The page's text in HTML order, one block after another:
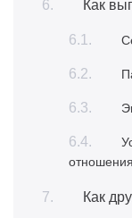
отношения
Как